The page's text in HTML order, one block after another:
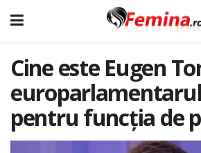
Cine este Eugen
pentru funcția de